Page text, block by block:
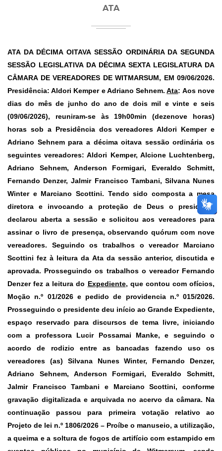
ATA
ATA DA DÉCIMA OITAVA SESSÃO ORDINÁRIA DA SEGUNDA
SESSÃO LEGISLATIVA DA DÉCIMA SEXTA LEGISLATURA DA
CÂMARA DE VEREADORES DE WITMARSUM, EM 09/06/2026.
Presidência: Aldori Kemper e Adriano Sehnem.Ata: Aos nove
dias do mês de junho do ano de dois mil e vinte e seis
(09/06/2026), reuniram-se às 19h00min (dezenove horas)
horas sob a Presidência dos vereadores Aldori Kemper e
Adriano Sehnem para a décima oitava sessão ordinária os
seguintes vereadores: Aldori Kemper, Alcione Luchtenberg,
Adriano Sehnem, Anderson Formigari, Everaldo Schmitt,
Fernando Denzer, Jalmir Francisco Tambani, Silvana Nunes
Winter e Marciano Scottini. Tendo sido composta a mesa
diretora e invocando a proteção de Deus o presidente
declarou aberta a sessão e solicitou aos vereadores para
assinar o livro de presença, observando quórum com nove
vereadores. Seguindo os trabalhos o vereador Marciano
Scottini fez à leitura da Ata da sessão anterior, discutida e
aprovada. Prosseguindo os trabalhos o vereador Fernando
Denzer fez a leitura do Expediente, que contou com ofícios,
Moção n.º 01/2026 e pedido de providencia n.º 015/2026.
Prosseguindo o presidente deu início ao Grande Expediente,
espaço reservado para discursos de tema livre, iniciando
com a professora Lucir Possamai Manke, e seguindo o
acordo de rodizio entre as bancadas fazendo uso os
vereadores (as) Silvana Nunes Winter, Fernando Denzer,
Adriano Sehnem, Anderson Formigari, Everaldo Schmitt,
Jalmir Francisco Tambani e Marciano Scottini, conforme
gravação digitalizada e arquivada no acervo da câmara. Na
continuação passou para primeira votação relativo ao
Projeto de lei n.º 1806/2026 – Proíbe o manuseio, a utilização,
a queima e a soltura de fogos de artifício com estampido em